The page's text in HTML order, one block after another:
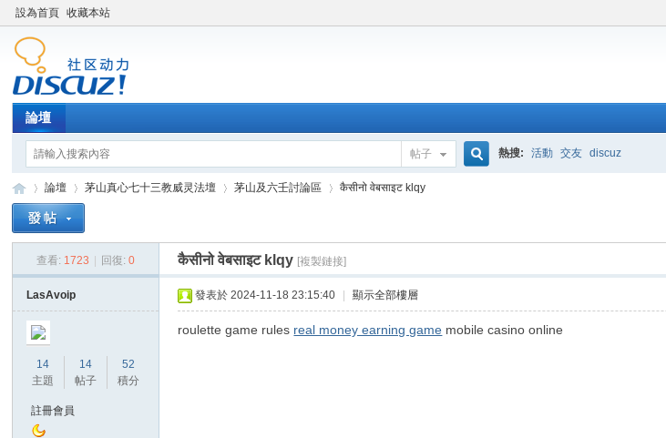
設為首頁 收藏本站
論壇
帖子 熱搜: 活動 交友 discuz
論壇
›
茅山真心七十三教威灵法壇
›
茅山及六壬討論區
›
कैसीनो वेबसाइट klqy
查看: 1723 回復: 0 कैसीनो वेबसाइट klqy [複製鏈接]
LasAvoip
14
主題
14
帖子
52
積分
註冊會員
發表於 2024-11-18 23:15:40 顯示全部樓層
roulette game rules real money earning game mobile casino online